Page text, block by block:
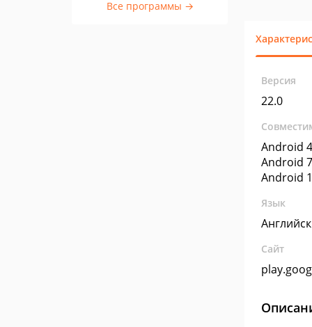
Все программы →
Версия
22.0
Android
Android
Android
Язык
Сайт